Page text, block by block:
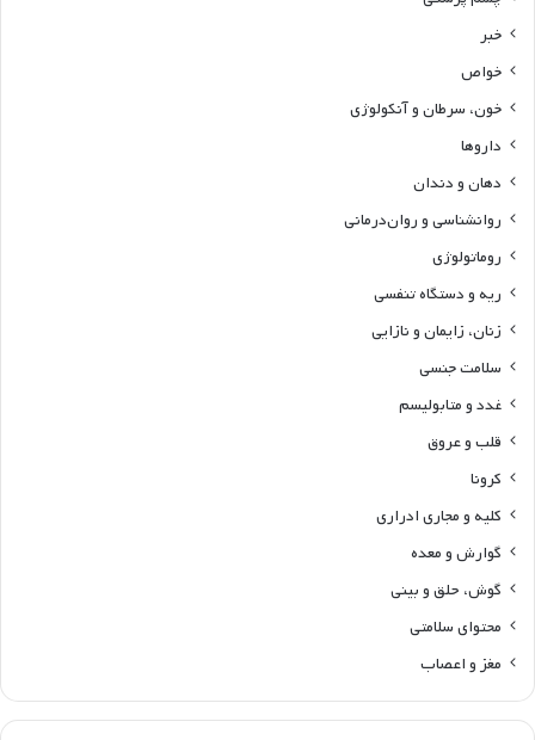
خبر
خواص
خون، سرطان و آنکولوژی
داروها
دهان و دندان
روانشناسی و روان‌درمانی
روماتولوژی
ریه و دستگاه تنفسی
زنان، زایمان و نازایی
سلامت جنسی
غدد و متابولیسم
قلب و عروق
کرونا
کلیه و مجاری ادراری
گوارش و معده
گوش، حلق و بینی
محتوای سلامتی
مغز و اعصاب